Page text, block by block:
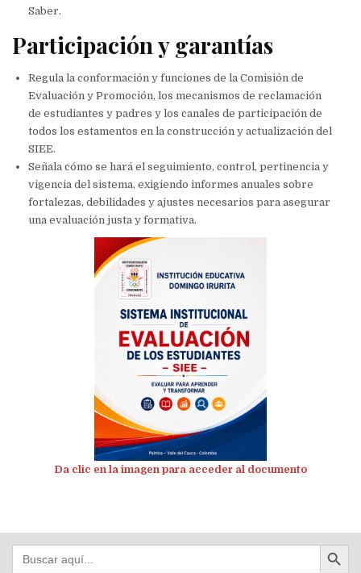
Saber.
Participación y garantías
Regula la conformación y funciones de la Comisión de
Evaluación y Promoción, los mecanismos de reclamación
de estudiantes y padres y los canales de participación de
todos los estamentos en la construcción y actualización del
SIEE.
Señala cómo se hará el seguimiento, control, pertinencia y
vigencia del sistema, exigiendo informes anuales sobre
fortalezas, debilidades y ajustes necesarios para asegurar
una evaluación justa y formativa.​
Da clic en la imagen para acceder al documento
Buscar: Botón de